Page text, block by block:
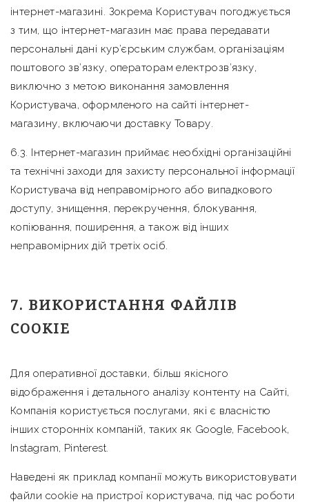
інтернет-магазині. Зокрема Користувач погоджується
з тим, що інтернет-магазин має права передавати
персональні дані кур’єрським службам, організаціям
поштового зв’язку, операторам електрозв’язку,
виключно з метою виконання замовлення
Користувача, оформленого на сайті інтернет-
магазину, включаючи доставку Товару.
6.3. Інтернет-магазин приймає необхідні організаційні
та технічні заходи для захисту персональної інформації
Користувача від неправомірного або випадкового
доступу, знищення, перекручення, блокування,
копіювання, поширення, а також від інших
неправомірних дій третіх осіб.
7. ВИКОРИСТАННЯ ФАЙЛІВ
COOKIE
Для оперативної доставки, більш якісного
відображення і детального аналізу контенту на Сайті,
Компанія користується послугами, які є власністю
інших сторонніх компаній, таких як Google, Facebook,
Instagram, Pinterest.
Наведені як приклад компанії можуть використовувати
файли cookie на пристрої користувача, під час роботи